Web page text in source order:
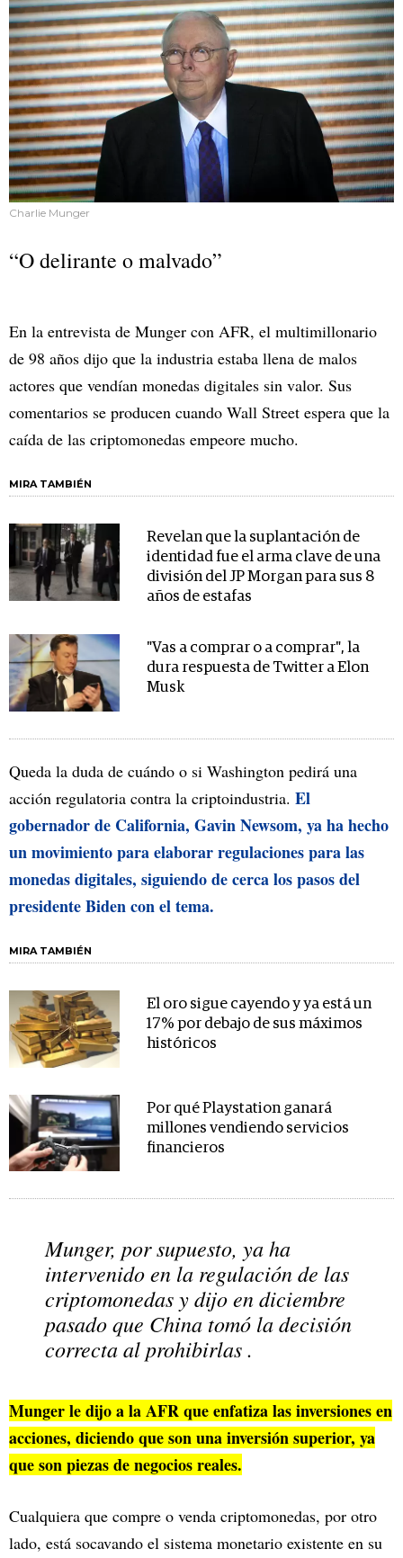
Charlie Munger
“O delirante o malvado”
En la entrevista de Munger con AFR, el multimillonario
de 98 años dijo que la industria estaba llena de malos
actores que vendían monedas digitales sin valor. Sus
comentarios se producen cuando Wall Street espera que la
caída de las criptomonedas empeore mucho.
MIRA TAMBIÉN
Revelan que la suplantación de
identidad fue el arma clave de una
división del JP Morgan para sus 8
años de estafas
"Vas a comprar o a comprar", la
dura respuesta de Twitter a Elon
Musk
Queda la duda de cuándo o si Washington pedirá una
acción regulatoria contra la criptoindustria. El
gobernador de California, Gavin Newsom, ya ha hecho
un movimiento para elaborar regulaciones para las
monedas digitales, siguiendo de cerca los pasos del
presidente Biden con el tema.
MIRA TAMBIÉN
El oro sigue cayendo y ya está un
17% por debajo de sus máximos
históricos
Por qué Playstation ganará
millones vendiendo servicios
financieros
Munger, por supuesto, ya ha
intervenido en la regulación de las
criptomonedas y dijo en diciembre
pasado que China tomó la decisión
correcta al prohibirlas .
Munger le dijo a la AFR que enfatiza las inversiones en
acciones, diciendo que son una inversión superior, ya
que son piezas de negocios reales.
Cualquiera que compre o venda criptomonedas, por otro
lado, está socavando el sistema monetario existente en su